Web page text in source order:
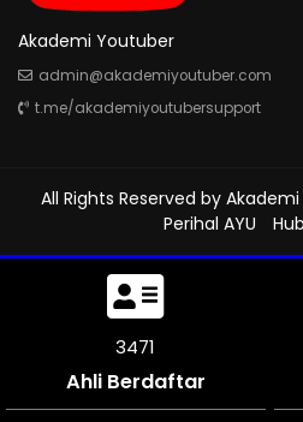
Akademi Youtuber
admin@akademiyoutuber.com
t.me/akademiyoutubersupport
All Rights Reserved by
Perihal AYU
3978
Ahli Berdaftar